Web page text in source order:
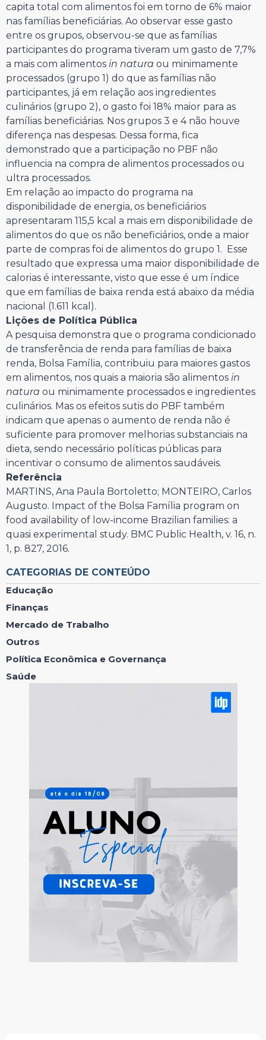
capita total com alimentos foi em torno de 6% maior
nas famílias beneficiárias. Ao observar esse gasto
entre os grupos, observou-se que as famílias
participantes do programa tiveram um gasto de 7,7%
a mais com alimentos in natura ou minimamente
processados (grupo 1) do que as famílias não
participantes, já em relação aos ingredientes
culinários (grupo 2), o gasto foi 18% maior para as
famílias beneficiárias. Nos grupos 3 e 4 não houve
diferença nas despesas. Dessa forma, fica
demonstrado que a participação no PBF não
influencia na compra de alimentos processados ou
ultra processados.
Em relação ao impacto do programa na
disponibilidade de energia, os beneficiários
apresentaram 115,5 kcal a mais em disponibilidade de
alimentos do que os não beneficiários, onde a maior
parte de compras foi de alimentos do grupo 1. Esse
resultado que expressa uma maior disponibilidade de
calorias é interessante, visto que esse é um índice
que em famílias de baixa renda está abaixo da média
nacional (1.611 kcal).
Lições de Política Pública
A pesquisa demonstra que o programa condicionado
de transferência de renda para famílias de baixa
renda, Bolsa Família, contribuiu para maiores gastos
em alimentos, nos quais a maioria são alimentos in
natura ou minimamente processados e ingredientes
culinários. Mas os efeitos sutis do PBF também
indicam que apenas o aumento de renda não é
suficiente para promover melhorias substanciais na
dieta, sendo necessário políticas públicas para
incentivar o consumo de alimentos saudáveis.
Referência
MARTINS, Ana Paula Bortoletto; MONTEIRO, Carlos
Augusto. Impact of the Bolsa Família program on
food availability of low-income Brazilian families: a
quasi experimental study. BMC Public Health, v. 16, n.
1, p. 827, 2016.
CATEGORIAS DE CONTEÚDO
Educação
Finanças
Mercado de Trabalho
Outros
Política Econômica e Governança
Saúde